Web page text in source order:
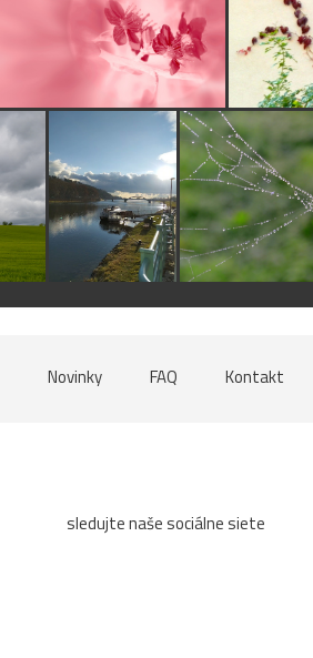
Novinky FAQ Kontakt
sledujte naše sociálne siete